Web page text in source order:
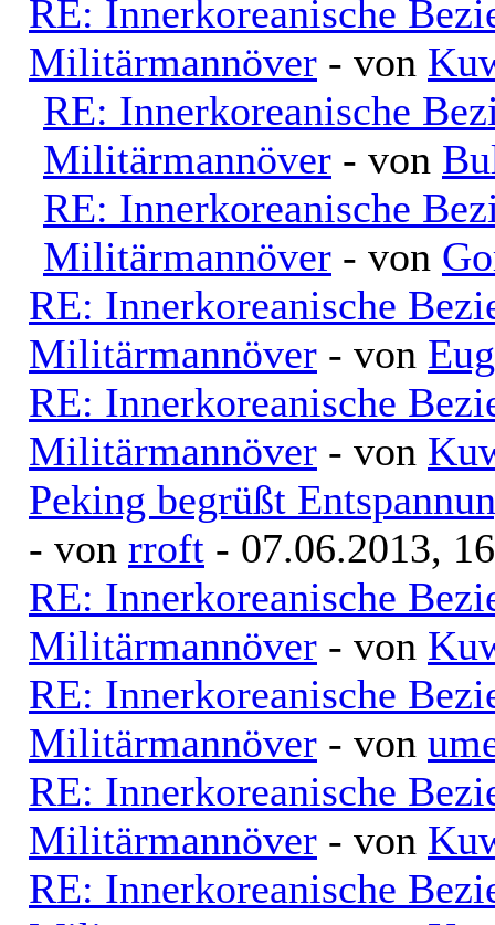
RE: Innerkoreanische
Militärmannöver - von
RE: Innerkoreanische
Militärmannöver - von
RE: Innerkoreanische
Militärmannöver - von
RE: Innerkoreanische
Militärmannöver - von
RE: Innerkoreanische
Militärmannöver - von
Peking begrüßt
- von rroft - 07.06.2013,
RE: Innerkoreanische
Militärmannöver - von
RE: Innerkoreanische
Militärmannöver - von
RE: Innerkoreanische
Militärmannöver - von
RE: Innerkoreanische